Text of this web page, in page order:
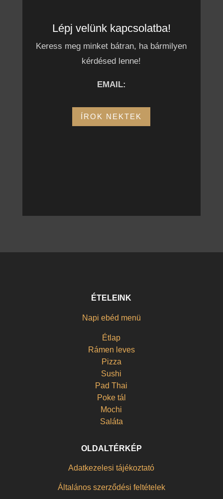
Lépj velünk kapcsolatba!
Keress meg minket bátran, ha bármilyen
kérdésed lenne!
EMAIL:
ÍROK NEKTEK
ÉTELEINK
Napi ebéd menü
Étlap
Rámen leves
Pizza
Sushi
Pad Thai
Poke tál
Mochi
Saláta
OLDALTÉRKÉP
Adatkezelesi tájékoztató
Általános szerződési feltételek